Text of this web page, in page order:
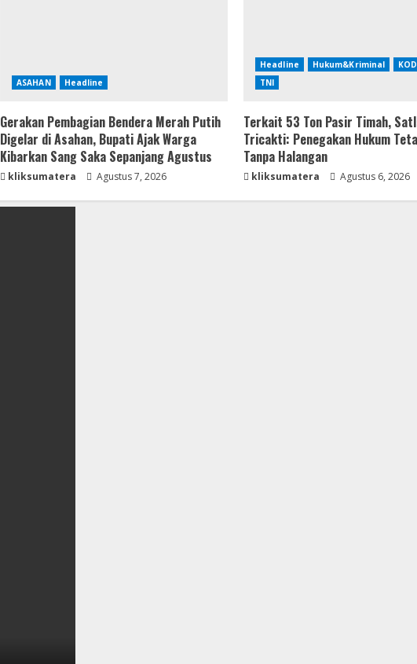
ASAHAN Headline
Gerakan Pembagian Bendera Merah Putih
Digelar di Asahan, Bupati Ajak Warga
Kibarkan Sang Saka Sepanjang Agustus
kliksumatera Agustus 7, 2026
Headline Hukum&Kriminal
TNI
Terkait 53 Ton Pasir Timah,
Tricakti: Penegakan Hukum
Tanpa Halangan
kliksumatera Agustus 6, 2026